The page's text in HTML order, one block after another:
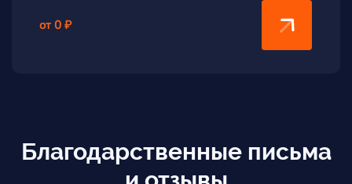
от 0 ₽
Благодарственные письма